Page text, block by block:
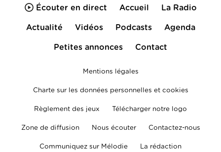
Écouter en direct Accueil La Radio
Actualité Vidéos Podcasts Agenda
Petites annonces Contact
Mentions légales
Charte sur les données personnelles et cookies
Règlement des jeux Télécharger notre logo
Zone de diffusion Nous écouter Contactez-nous
Communiquez sur Mélodie La rédaction